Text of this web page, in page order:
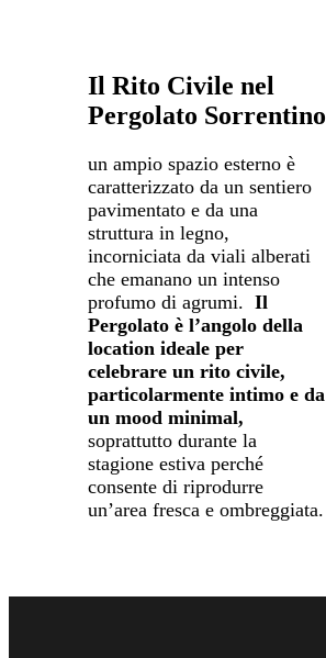
Il Rito Civile nel
Pergolato Sorrentino
un ampio spazio esterno è
caratterizzato da un sentiero
pavimentato e da una
struttura in legno,
incorniciata da viali alberati
che emanano un intenso
profumo di agrumi. Il
Pergolato è l’angolo della
location ideale per
celebrare un rito civile,
particolarmente intimo e da
un mood minimal,
soprattutto durante la
stagione estiva perché
consente di riprodurre
un’area fresca e ombreggiata.